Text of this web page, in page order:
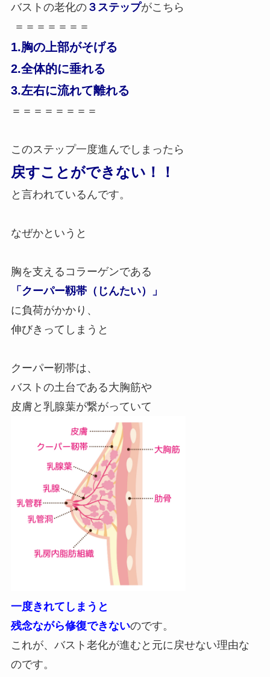
バストの老化の３ステップがこちら
＝＝＝＝＝＝＝
1.胸の上部がそげる
2.全体的に垂れる
3.左右に流れて離れる
＝＝＝＝＝＝＝＝
このステップ一度進んでしまったら
戻すことができない！！
と言われているんです。
なぜかというと
胸を支えるコラーゲンである
「クーパー靱帯（じんたい）」
に負荷がかかり、
伸びきってしまうと
クーパー靭帯は、
バストの土台である大胸筋や
皮膚と乳腺葉が繋がっていて
一度きれてしまうと
残念ながら修復できないのです。
これが、バスト老化が進むと元に戻せない理由な
のです。